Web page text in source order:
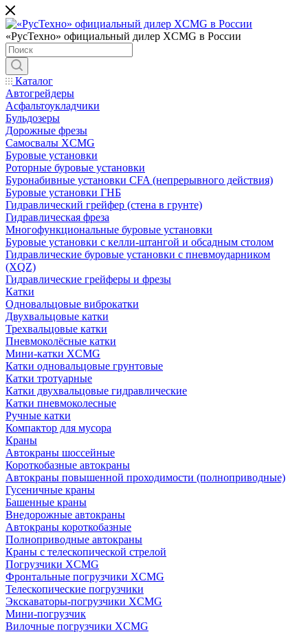
«РусТехно» официальный дилер XCMG в России
Каталог
Автогрейдеры
Асфальтоукладчики
Бульдозеры
Дорожные фрезы
Самосвалы XCMG
Буровые установки
Роторные буровые установки
Буронабивные установки CFA (непрерывного действия)
Буровые установки ГНБ
Гидравлический грейфер (стена в грунте)
Гидравлическая фреза
Многофункциональные буровые установки
Буровые установки с келли-штангой и обсадным столом
Гидравлические буровые установки с пневмоударником
(XQZ)
Гидравлические грейферы и фрезы
Катки
Одновальцовые виброкатки
Двухвальцовые катки
Трехвальцовые катки
Пневмоколёсные катки
Мини-катки XCMG
Катки одновальцовые грунтовые
Катки тротуарные
Катки двухвальцовые гидравлические
Катки пневмоколесные
Ручные катки
Компактор для мусора
Краны
Автокраны шоссейные
Короткобазные автокраны
Автокраны повышенной проходимости (полноприводные)
Гусеничные краны
Башенные краны
Внедорожные автокраны
Автокраны короткобазные
Полноприводные автокраны
Краны с телескопической стрелой
Погрузчики XCMG
Фронтальные погрузчики XCMG
Телескопические погрузчики
Экскаваторы-погрузчики XCMG
Мини-погрузчик
Вилочные погрузчики XCMG